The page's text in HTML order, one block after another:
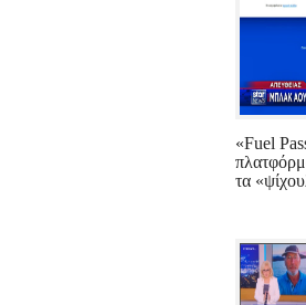
«Fuel
τα